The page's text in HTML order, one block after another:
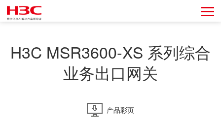
H3C MSR3600-XS 系列综合
业务出口网关
产品彩页